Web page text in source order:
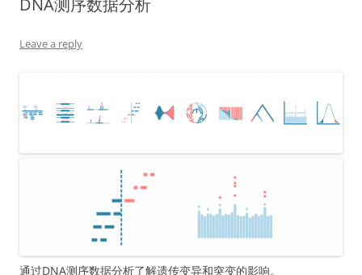
DNA测序数据分析
Leave a reply
通过DNA测序数据分析了解遗传变异和突变的影响。